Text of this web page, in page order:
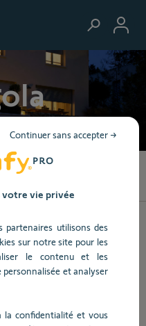
io
votre vie privée
partenaires utilisons des
sur notre site pour les
le contenu et les
et analyser
la confidentialité et vous
Continuer sans accepter →